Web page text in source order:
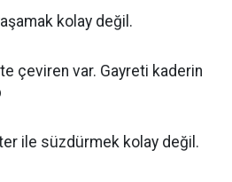
kolay değil.
çeviren var. Gayreti kaderin
ile süzdürmek kolay değil.